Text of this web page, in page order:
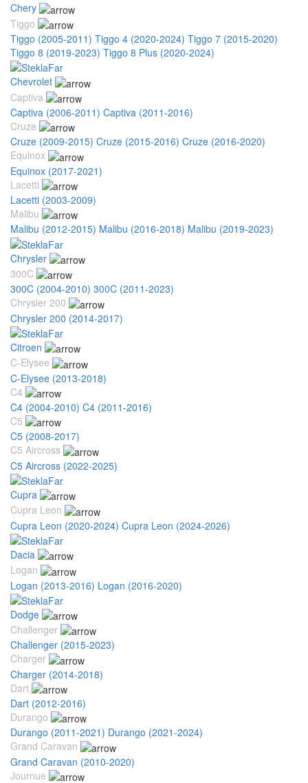
Chery
Tiggo
Tiggo (2005-2011) Tiggo 4 (2020-2024) Tiggo 7 (2015-2020)
Tiggo 8 (2019-2023) Tiggo 8 Plus (2020-2024)
Chevrolet
Captiva
Captiva (2006-2011) Captiva (2011-2016)
Cruze
Cruze (2009-2015) Cruze (2015-2016) Cruze (2016-2020)
Equinox
Equinox (2017-2021)
Lacetti
Lacetti (2003-2009)
Malibu
Malibu (2012-2015) Malibu (2016-2018) Malibu (2019-2023)
Chrysler
300C
300C (2004-2010) 300C (2011-2023)
Chrysler 200
Chrysler 200 (2014-2017)
Citroen
C-Elysee
C-Elysee (2013-2018)
C4
C4 (2004-2010) C4 (2011-2016)
C5
C5 (2008-2017)
C5 Aircross
C5 Aircross (2022-2025)
Cupra
Cupra Leon
Cupra Leon (2020-2024) Cupra Leon (2024-2026)
Dacia
Logan
Logan (2013-2016) Logan (2016-2020)
Dodge
Challenger
Challenger (2015-2023)
Charger
Charger (2014-2018)
Dart
Dart (2012-2016)
Durango
Durango (2011-2021) Durango (2021-2024)
Grand Caravan
Grand Caravan (2010-2020)
Journue